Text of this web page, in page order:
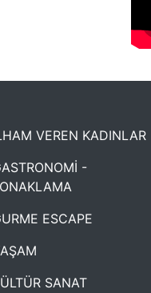
VEREN KADINLAR
-
ESCAPE
SANAT